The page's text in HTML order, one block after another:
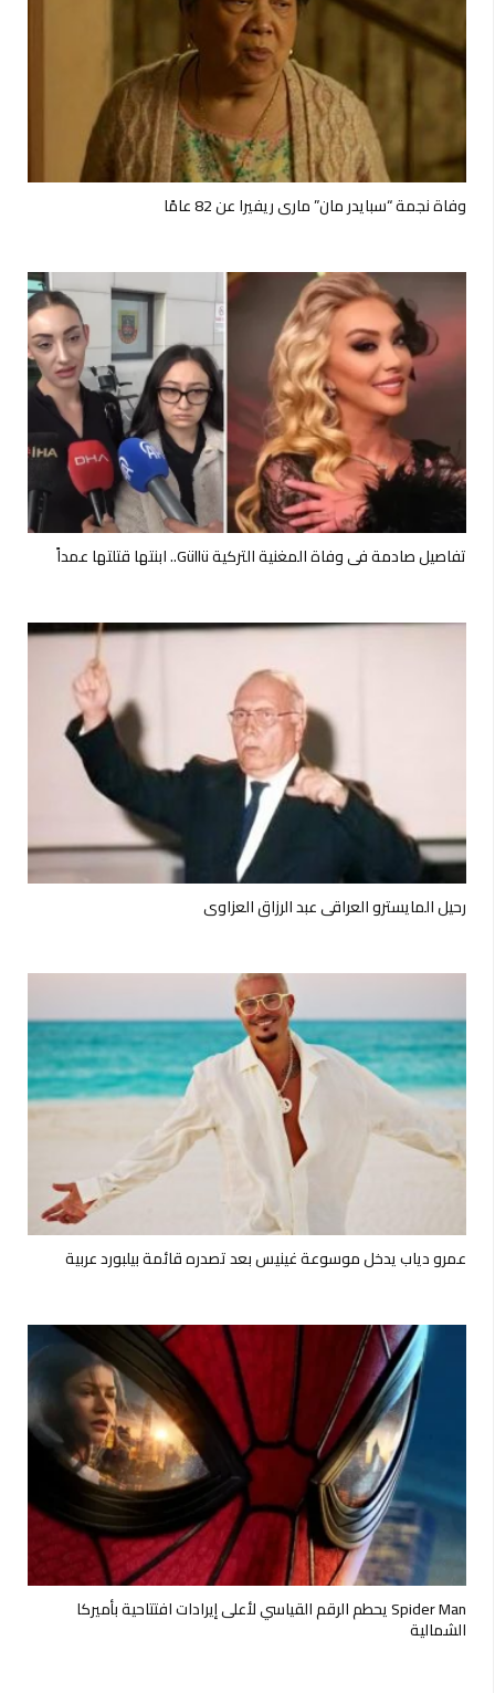
وفاة نجمة “سبايدر مان” ماري ريفيرا عن 82 عامًا
تفاصيل صادمة في وفاة المغنية التركية Güllü.. ابنتها قتلتها عمداً
رحيل المايسترو العراقي عبد الرزاق العزاوي
عمرو دياب يدخل موسوعة غينيس بعد تصدره قائمة بيلبورد عربية
Spider Man يحطم الرقم القياسي لأعلى إيرادات افتتاحية بأميركا
الشمالية